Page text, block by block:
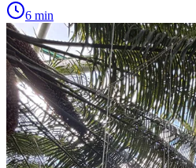
6 min